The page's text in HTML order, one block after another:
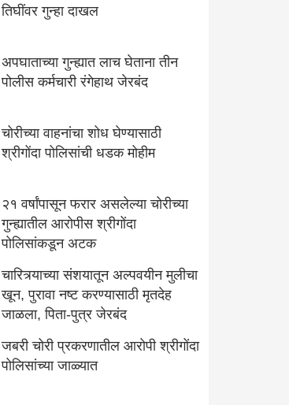
तिघींवर गुन्हा दाखल
अपघाताच्या गुन्ह्यात लाच घेताना तीन
पोलीस कर्मचारी रंगेहाथ जेरबंद
चोरीच्या वाहनांचा शोध घेण्यासाठी
श्रीगोंदा पोलिसांची धडक मोहीम
२१ वर्षांपासून फरार असलेल्या चोरीच्या
गुन्ह्यातील आरोपीस श्रीगोंदा
पोलिसांकडून अटक
चारित्र्याच्या संशयातून अल्पवयीन मुलीचा
खून, पुरावा नष्ट करण्यासाठी मृतदेह
जाळला, पिता-पुत्र जेरबंद
जबरी चोरी प्रकरणातील आरोपी श्रीगोंदा
पोलिसांच्या जाळ्यात